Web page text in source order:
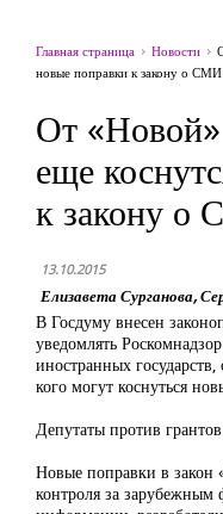
Главная страница Новости
новые поправки к закону о СМИ
От
еще
к закону о
13.10.2015
Елизавета Сурганова,
В Госдуму внесен
уведомлять
иностранных
кого могут коснуться
Депутаты против грантов
Новые поправки в
контроля за зарубежным